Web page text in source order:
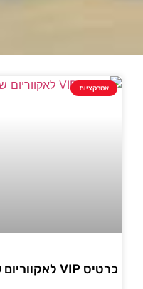
אטרקציות
כרטיס VIP לאקווריום של סן פרנסיסקו